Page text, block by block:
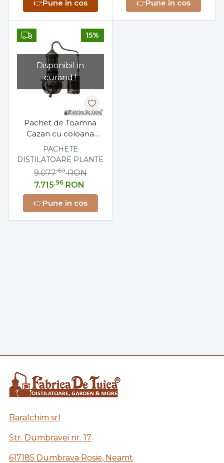
👉Pune in cos 👉Pune in cos
Disponibil in
curand !
15%
Pachet de Toamna
Cazan cu coloana
uleiuri esentiale 60 litri
+ Suport metalic 40
cm
PACHETE
DISTILATOARE PLANTE
7.715,96 RON
9.077,60 RON
👉Pune in cos
Baralchim srl
Str. Dumbravei nr. 17
617185 Dumbrava Rosie, Neamt